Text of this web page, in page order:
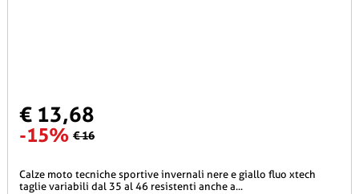
€ 13,68
-15% € 16
calze moto tecniche sportive invernali nere e giallo fluo xtech
taglie variabili dal 35 al 46 resistenti anche a...